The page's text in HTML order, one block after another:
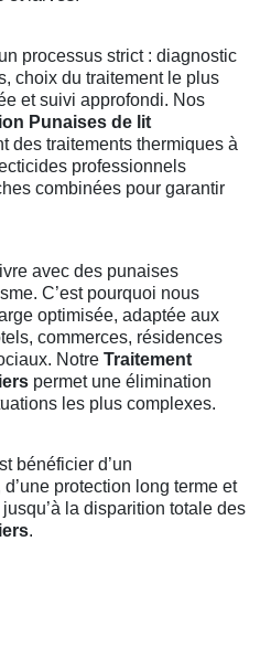
processus strict : diagnostic
choix du traitement le plus
et suivi approfondi. Nos
Punaises de lit
des traitements thermiques à
professionnels
combinées pour garantir
avec des punaises
C’est pourquoi nous
optimisée, adaptée aux
commerces, résidences
Notre Traitement
permet une élimination
les plus complexes.
bénéficier d’un
protection long terme et
la disparition totale des
.